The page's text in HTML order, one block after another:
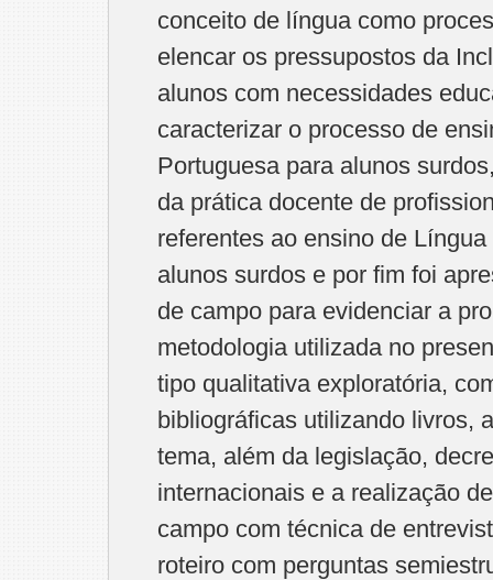
conceito de língua como
elencar os pressupostos da
alunos com necessidades
caracterizar o processo de
Portuguesa para alunos
da prática docente de
referentes ao ensino de
alunos surdos e por fim foi
de campo para evidenciar a
metodologia utilizada no
tipo qualitativa exploratória,
bibliográficas utilizando livros,
tema, além da legislação,
internacionais e a realização
campo com técnica de
roteiro com perguntas